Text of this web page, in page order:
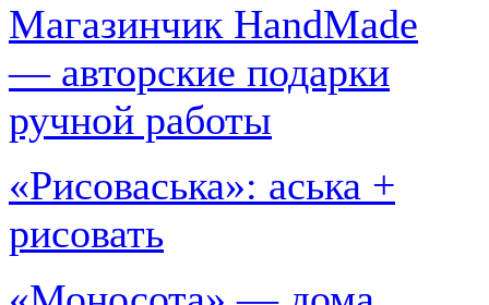
Магазинчик HandMade
— авторские подарки
ручной работы
«Рисоваська»: аська +
рисовать